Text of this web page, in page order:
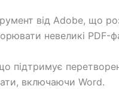
від Adobe, що
невеликі PDF-
підтримує
включаючи Word.